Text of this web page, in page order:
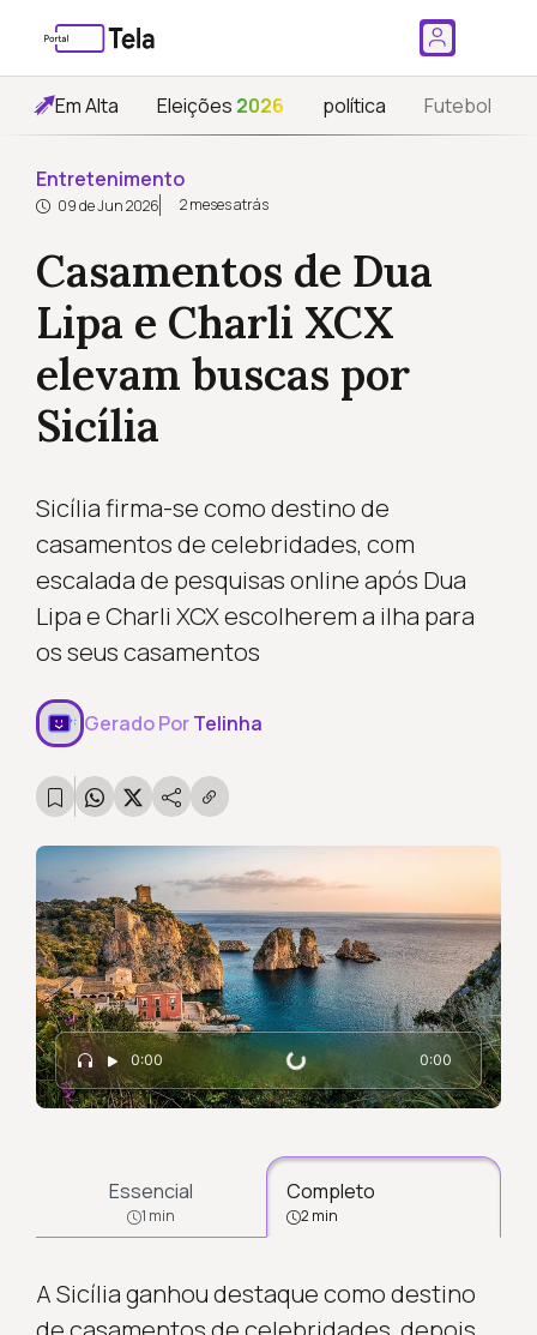
Em Alta Eleições 2026 política Futebol
Entretenimento
09 de Jun 2026 2 meses atrás
Casamentos de Dua
Lipa e Charli XCX
elevam buscas por
Sicília
Sicília firma-se como destino de
casamentos de celebridades, com
escalada de pesquisas online após Dua
Lipa e Charli XCX escolherem a ilha para
os seus casamentos
Gerado PorTelinha
0:00 Carregando... 0:00
Essencial
1 min
Completo
2 min
A Sicília ganhou destaque como destino